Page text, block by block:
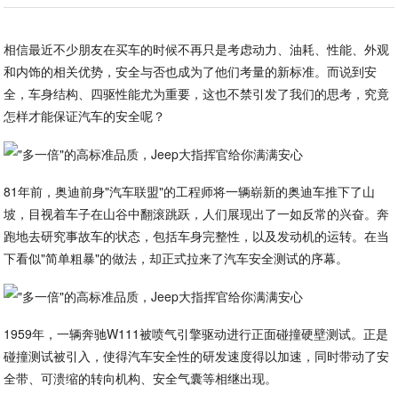
相信最近不少朋友在买车的时候不再只是考虑动力、油耗、性能、外观
和内饰的相关优势，安全与否也成为了他们考量的新标准。而说到安
全，车身结构、四驱性能尤为重要，这也不禁引发了我们的思考，究竟
怎样才能保证汽车的安全呢？
81年前，奥迪前身"汽车联盟"的工程师将一辆崭新的奥迪车推下了山
坡，目视着车子在山谷中翻滚跳跃，人们展现出了一如反常的兴奋。奔
跑地去研究事故车的状态，包括车身完整性，以及发动机的运转。在当
下看似"简单粗暴"的做法，却正式拉来了汽车安全测试的序幕。
1959年，一辆奔驰W111被喷气引擎驱动进行正面碰撞硬壁测试。正是
碰撞测试被引入，使得汽车安全性的研发速度得以加速，同时带动了安
全带、可溃缩的转向机构、安全气囊等相继出现。